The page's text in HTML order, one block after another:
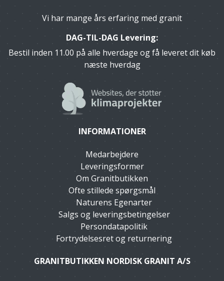
Vi har mange års erfaring med granit
DAG-TIL-DAG Levering:
Bestil inden 11.00 på alle hverdage og få leveret dit køb
næste hverdag
INFORMATIONER
Medarbejdere
Leveringsformer
Om Granitbutikken
Ofte stillede spørgsmål
Naturens Egenarter
Salgs og leveringsbetingelser
Persondatapolitik
Fortrydelsesret og returnering
GRANITBUTIKKEN NORDISK GRANIT A/S